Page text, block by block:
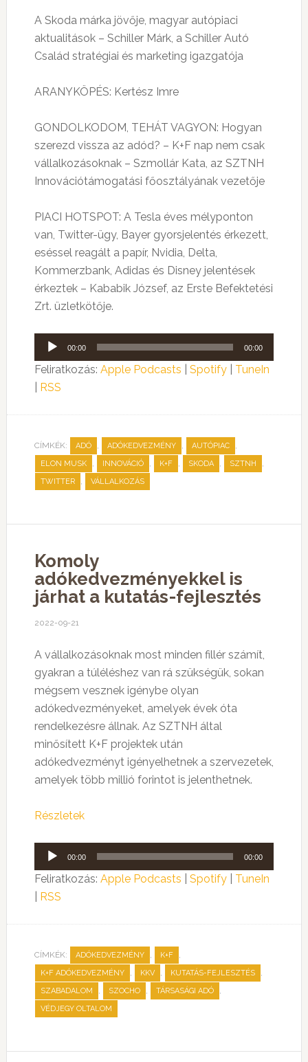
A Skoda márka jövője, magyar autópiaci
aktualitások – Schiller Márk, a Schiller Autó
Család stratégiai és marketing igazgatója
ARANYKÖPÉS: Kertész Imre
GONDOLKODOM, TEHÁT VAGYON: Hogyan
szerezd vissza az adód? – K+F nap nem csak
vállalkozásoknak – Szmollár Kata, az SZTNH
Innovációtámogatási főosztályának vezetője
PIACI HOTSPOT: A Tesla éves mélyponton
van, Twitter-ügy, Bayer gyorsjelentés érkezett,
eséssel reagált a papír, Nvidia, Delta,
Kommerzbank, Adidas és Disney jelentések
érkeztek – Kababik József, az Erste Befektetési
Zrt. üzletkötője.
Audió
lejátszó
00:00 00:00
Feliratkozás: Apple Podcasts Spotify| TuneIn
RSS
CÍMKÉK: ADÓ , ADÓKEDVEZMÉNY , AUTÓPIAC ,
ELON MUSK , INNOVÁCIÓ , K+F , SKODA , SZTNH ,
TWITTER , VÁLLALKOZÁS
Komoly
adókedvezményekkel is
járhat a kutatás-fejlesztés
2022-09-21
A vállalkozásoknak most minden fillér számít,
gyakran a túléléshez van rá szükségük, sokan
mégsem vesznek igénybe olyan
adókedvezményeket, amelyek évek óta
rendelkezésre állnak. Az SZTNH által
minősített K+F projektek után
adókedvezményt igényelhetnek a szervezetek,
amelyek több millió forintot is jelenthetnek.
Részletek
Audió
lejátszó
00:00 00:00
Feliratkozás: Apple Podcasts Spotify| TuneIn
RSS
CÍMKÉK: ADÓKEDVEZMÉNY , K+F ,
K+F ADÓKEDVEZMÉNY , KKV , KUTATÁS-FEJLESZTÉS ,
SZABADALOM , SZOCHO , TÁRSASÁGI ADÓ ,
VÉDJEGY OLTALOM